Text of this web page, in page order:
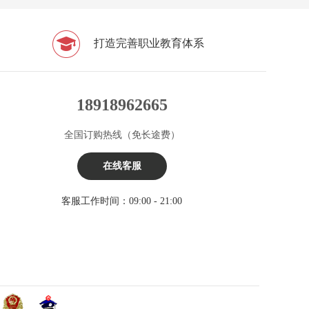
打造完善职业教育体系
18918962665
全国订购热线（免长途费）
在线客服
客服工作时间：09:00 - 21:00